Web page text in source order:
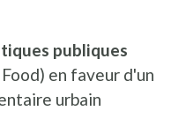
publiques
en faveur d'un
urbain